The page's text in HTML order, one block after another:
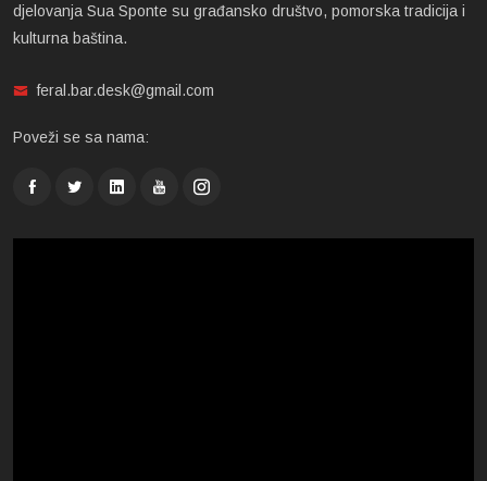
djelovanja Sua Sponte su građansko društvo, pomorska tradicija i
kulturna baština.
feral.bar.desk@gmail.com
Poveži se sa nama: